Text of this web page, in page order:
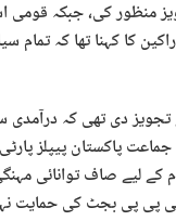
منظور کی، جبکہ
کا کہنا تھا کہ
نے تجویز دی تھی کہ
پاکستان پیپلز
کے لیے صاف توانائی
پی پی پی بجٹ کی حمایت